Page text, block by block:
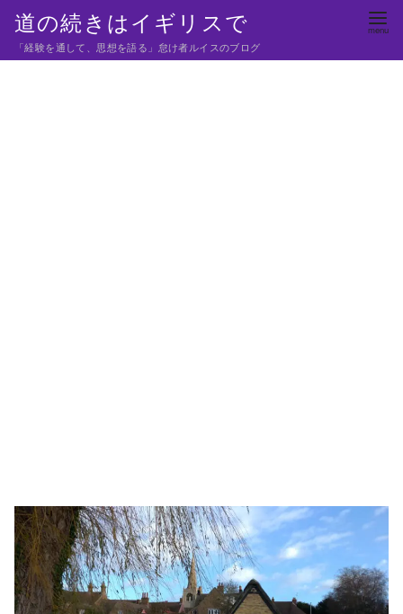
テ
道の続きはイギリスで
「経験を通して、思想を語る」怠け者ルイスのブログ